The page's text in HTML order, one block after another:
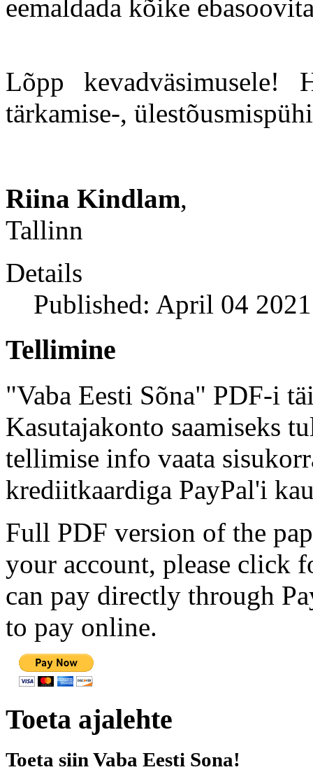
eemaldada kõike
Lõpp kevadväsimusele!
tärkamise-,
Riina Kindlam,
Tallinn
Details
Published: April 04 2021
Tellimine
"Vaba Eesti Sõna" PDF-i
Kasutajakonto saamiseks
tellimise info vaata
krediitkaardiga PayPal'i
Full PDF version of the
your account, please click
can pay directly through
to pay online.
Toeta ajalehte
Toeta siin Vaba Eesti Sona!